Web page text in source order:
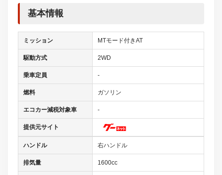
基本情報
ミッション MTモード付きAT
駆動方式 2WD
乗車定員 -
燃料 ガソリン
エコカー減税対象車 -
提供元サイト
ハンドル 右ハンドル
排気量 1600cc